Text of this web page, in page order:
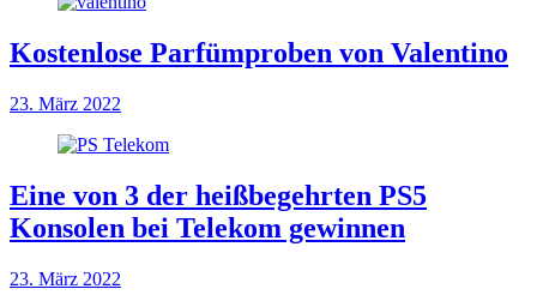
Kostenlose Parfümproben von Valentino
23. März 2022
Eine von 3 der heißbegehrten PS5
Konsolen bei Telekom gewinnen
23. März 2022